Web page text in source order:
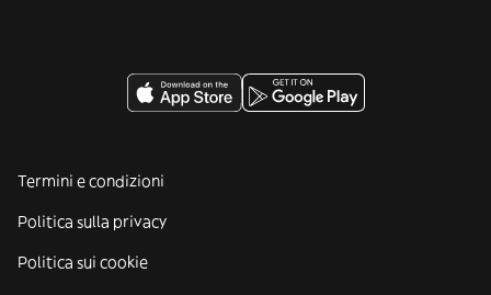
Termini e condizioni
Politica sulla privacy
Politica sui cookie